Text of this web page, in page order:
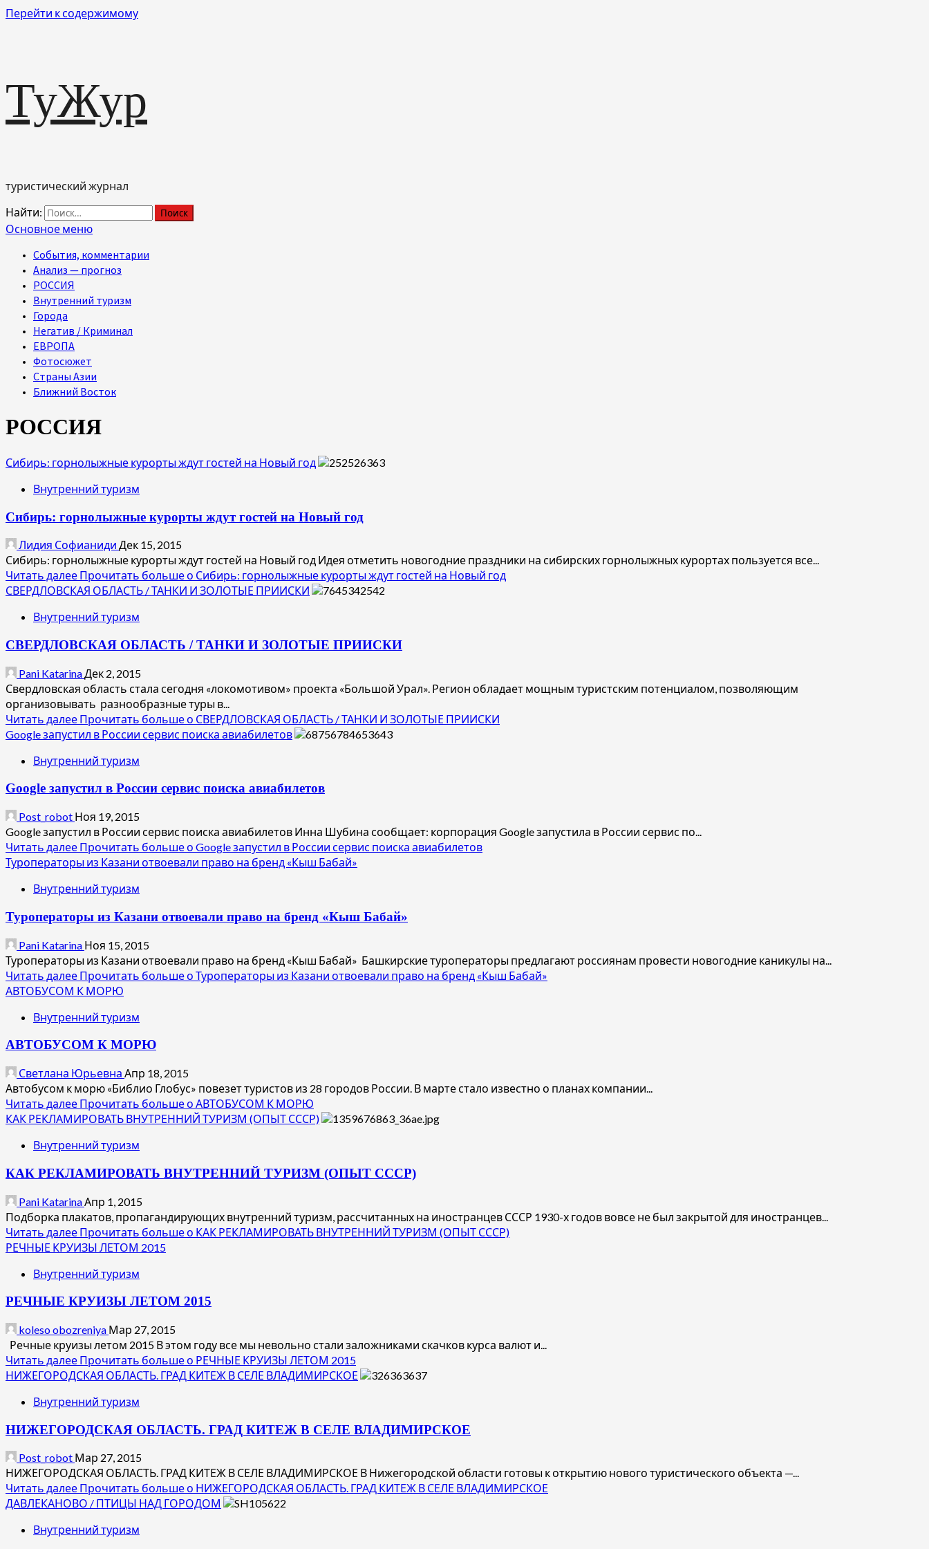
Перейти к содержимому
ТуЖур
туристический журнал
Найти:
Основное меню
События, комментарии
Анализ — прогноз
РОССИЯ
Внутренний туризм
Города
Негатив / Криминал
ЕВРОПА
Фотосюжет
Страны Азии
Ближний Восток
РОССИЯ
Сибирь: горнолыжные курорты ждут гостей на Новый год
Внутренний туризм
Сибирь: горнолыжные курорты ждут гостей на Новый год
Лидия Софианиди Дек 15, 2015
Сибирь: горнолыжные курорты ждут гостей на Новый год Идея отметить новогодние праздники на сибирских горнолыжных курортах пользуется все...
Читать далее Прочитать больше о Сибирь: горнолыжные курорты ждут гостей на Новый год
СВЕРДЛОВСКАЯ ОБЛАСТЬ / ТАНКИ И ЗОЛОТЫЕ ПРИИСКИ
Внутренний туризм
СВЕРДЛОВСКАЯ ОБЛАСТЬ / ТАНКИ И ЗОЛОТЫЕ ПРИИСКИ
Pani Katarina Дек 2, 2015
Свердловская область стала сегодня «локомотивом» проекта «Большой Урал». Регион обладает мощным туристским потенциалом, позволяющим
организовывать разнообразные туры в...
Читать далее Прочитать больше о СВЕРДЛОВСКАЯ ОБЛАСТЬ / ТАНКИ И ЗОЛОТЫЕ ПРИИСКИ
Google запустил в России сервис поиска авиабилетов
Внутренний туризм
Google запустил в России сервис поиска авиабилетов
Post_robot Ноя 19, 2015
Google запустил в России сервис поиска авиабилетов Инна Шубина сообщает: корпорация Google запустила в России сервис по...
Читать далее Прочитать больше о Google запустил в России сервис поиска авиабилетов
Туроператоры из Казани отвоевали право на бренд «Кыш Бабай»
Внутренний туризм
Туроператоры из Казани отвоевали право на бренд «Кыш Бабай»
Pani Katarina Ноя 15, 2015
Туроператоры из Казани отвоевали право на бренд «Кыш Бабай» Башкирские туроператоры предлагают россиянам провести новогодние каникулы на...
Читать далее Прочитать больше о Туроператоры из Казани отвоевали право на бренд «Кыш Бабай»
АВТОБУСОМ К МОРЮ
Внутренний туризм
АВТОБУСОМ К МОРЮ
Светлана Юрьевна Апр 18, 2015
Автобусом к морю «Библио Глобус» повезет туристов из 28 городов России. В марте стало известно о планах компании...
Читать далее Прочитать больше о АВТОБУСОМ К МОРЮ
КАК РЕКЛАМИРОВАТЬ ВНУТРЕННИЙ ТУРИЗМ (ОПЫТ СССР)
Внутренний туризм
КАК РЕКЛАМИРОВАТЬ ВНУТРЕННИЙ ТУРИЗМ (ОПЫТ СССР)
Pani Katarina Апр 1, 2015
Подборка плакатов, пропагандирующих внутренний туризм, рассчитанных на иностранцев СССР 1930-х годов вовсе не был закрытой для иностранцев...
Читать далее Прочитать больше о КАК РЕКЛАМИРОВАТЬ ВНУТРЕННИЙ ТУРИЗМ (ОПЫТ СССР)
РЕЧНЫЕ КРУИЗЫ ЛЕТОМ 2015
Внутренний туризм
РЕЧНЫЕ КРУИЗЫ ЛЕТОМ 2015
koleso obozreniya Мар 27, 2015
Речные круизы летом 2015 В этом году все мы невольно стали заложниками скачков курса валют и...
Читать далее Прочитать больше о РЕЧНЫЕ КРУИЗЫ ЛЕТОМ 2015
НИЖЕГОРОДСКАЯ ОБЛАСТЬ. ГРАД КИТЕЖ В СЕЛЕ ВЛАДИМИРСКОЕ
Внутренний туризм
НИЖЕГОРОДСКАЯ ОБЛАСТЬ. ГРАД КИТЕЖ В СЕЛЕ ВЛАДИМИРСКОЕ
Post_robot Мар 27, 2015
НИЖЕГОРОДСКАЯ ОБЛАСТЬ. ГРАД КИТЕЖ В СЕЛЕ ВЛАДИМИРСКОЕ В Нижегородской области готовы к открытию нового туристического объекта —...
Читать далее Прочитать больше о НИЖЕГОРОДСКАЯ ОБЛАСТЬ. ГРАД КИТЕЖ В СЕЛЕ ВЛАДИМИРСКОЕ
ДАВЛЕКАНОВО / ПТИЦЫ НАД ГОРОДОМ
Внутренний туризм